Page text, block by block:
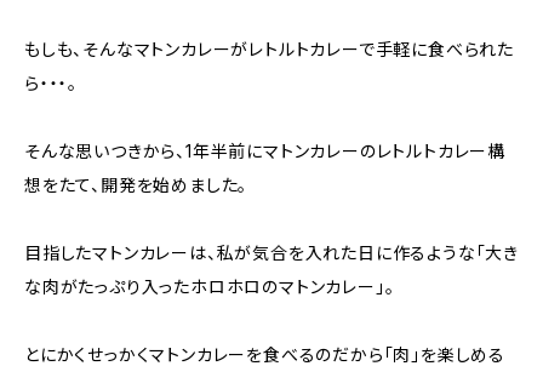
もしも、そんなマトンカレーがレトルトカレーで手軽に食べられた
ら・・・。
そんな思いつきから、1年半前にマトンカレーのレトルトカレー構
想をたて、開発を始めました。
目指したマトンカレーは、私が気合を入れた日に作るような「大き
な肉がたっぷり入ったホロホロのマトンカレー」。
とにかくせっかくマトンカレーを食べるのだから「肉」を楽しめる